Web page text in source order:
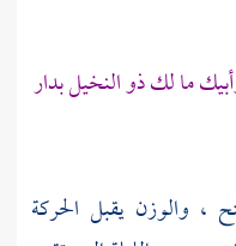
ما لك ذو النخيل بدار
، والوزن يقبل الحركة